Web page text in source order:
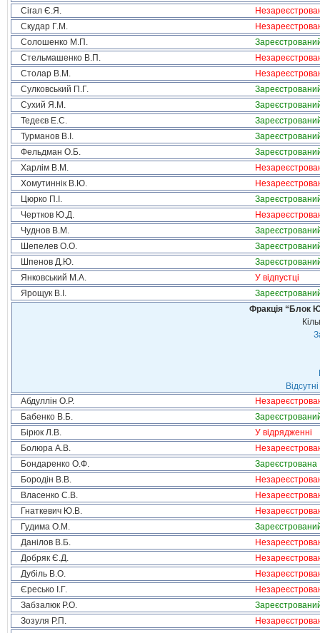
Сігал Є.Я.
Скудар Г.М.
Солошенко М.П.
Стельмашенко В.П.
Столар В.М.
Сулковський П.Г.
Сухий Я.М.
Тедеєв Е.С.
Турманов В.І.
Фельдман О.Б.
Харлім В.М.
Хомутиннік В.Ю.
Цюрко П.І.
Чертков Ю.Д.
Чуднов В.М.
Шепелев О.О.
Шпенов Д.Ю.
Янковський М.А.
У відпустці
Ярощук В.І.
Фракція “Блок
Абдуллін О.Р.
Бабенко В.Б.
Бірюк Л.В.
У відрядженні
Болюра А.В.
Бондаренко О.Ф.
Зареєстрована
Бородін В.В.
Власенко С.В.
Гнаткевич Ю.В.
Гудима О.М.
Данілов В.Б.
Добряк Є.Д.
Дубіль В.О.
Єресько І.Г.
Забзалюк Р.О.
Зозуля Р.П.